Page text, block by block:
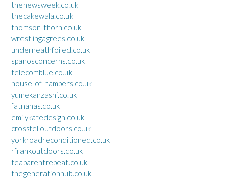
thenewsweek.co.uk
thecakewala.co.uk
thomson-thorn.co.uk
wrestlingagrees.co.uk
underneathfoiled.co.uk
spanosconcerns.co.uk
telecomblue.co.uk
house-of-hampers.co.uk
yumekanzashi.co.uk
fatnanas.co.uk
emilykatedesign.co.uk
crossfelloutdoors.co.uk
yorkroadreconditioned.co.uk
rfrankoutdoors.co.uk
teaparentrepeat.co.uk
thegenerationhub.co.uk